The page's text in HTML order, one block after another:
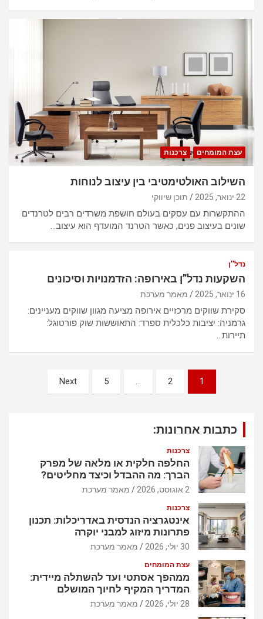
עצת המומחים צרכנות
השילוב האולטימטיבי בין עיצוב לנוחות
22 ינואר, 2025 תוכן שיווקי
ההתקשרות עם עסקים בעולם חושפת משרדים רבים לטרנדים
שונים בעיצוב פנים, כאשר הטרנד המועדף הוא עיצוב…
נדל''ן
השקעות נדל”ן באירופה: הזדמנויות וסיכונים
16 ינואר, 2025 מאמר מערכת
סקירת שווקים מרכזיים אירופה מציעה מגוון שווקים מעניינים:
גרמניה: יציבות כלכלית ספרד: התאוששות שוק פורטוגל:
תיירות…
ט
1
2
…
5
Next
כתבות אחרונות:
צרכנות
החלפה חלקית או מלאה של מפרק
הברך: מה ההבדל וכיצד מחליטים?
2 אוגוסט, 2026 מאמר מערכת
צרכנות
אינטגרציה הנדסית באדריכלות: תכנון
פתרונות מיזוג למבני יוקרה
30 יולי, 2026 מאמר מערכת
עצת המומחים
ממהפך אסתטי ועד להשתלה מיידית:
המדריך המקיף לחיוך המושלם
28 יולי, 2026 מאמר מערכת